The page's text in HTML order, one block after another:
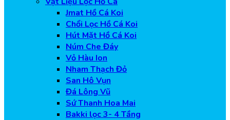
Jmat Hồ Cá Koi
Chổi Lọc Hồ Cá Koi
Hút Mặt Hồ Cá Koi
Núm Che Đáy
Vỏ Hàu Ion
Nham Thạch Đỏ
San Hô Vụn
Đá Lông Vũ
Sứ Thanh Hoa Mai
Bakki lọc 3- 4 Tầng